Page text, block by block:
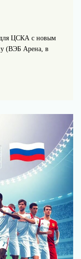
ЦСКА с новым
(ВЭБ Арена, в